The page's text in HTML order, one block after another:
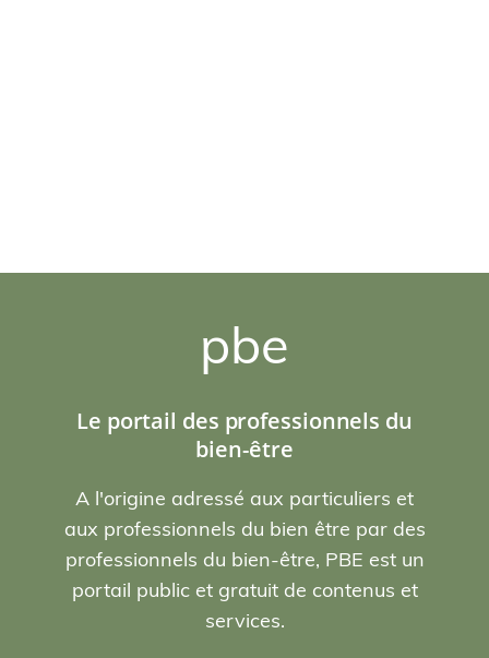
pbe
Le portail des professionnels du
bien-être
A l'origine adressé aux particuliers et
aux professionnels du bien être par des
professionnels du bien-être, PBE est un
portail public et gratuit de contenus et
services.